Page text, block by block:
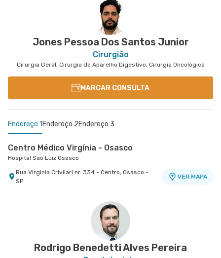
Jones Pessoa Dos Santos Junior
Cirurgião
Cirurgia Geral, Cirurgia do Aparelho Digestivo, Cirurgia Oncológica
MARCAR CONSULTA
Endereço 1 Endereço 2Endereço 3
Centro Médico Virgínia - Osasco
Hospital São Luiz Osasco
Rua Virginia Crivilari nr. 334 - Centro, Osasco -
SP
VER MAPA
Avenida Marcos Penteado de Ulhoa Rodrigues nr.
939 Edificio Jatobá - Torre Ii 1° Andar - Tambore,
Rua Engenheiro Oscar Americano nr. 1010 -
Rodrigo Benedetti Alves Pereira